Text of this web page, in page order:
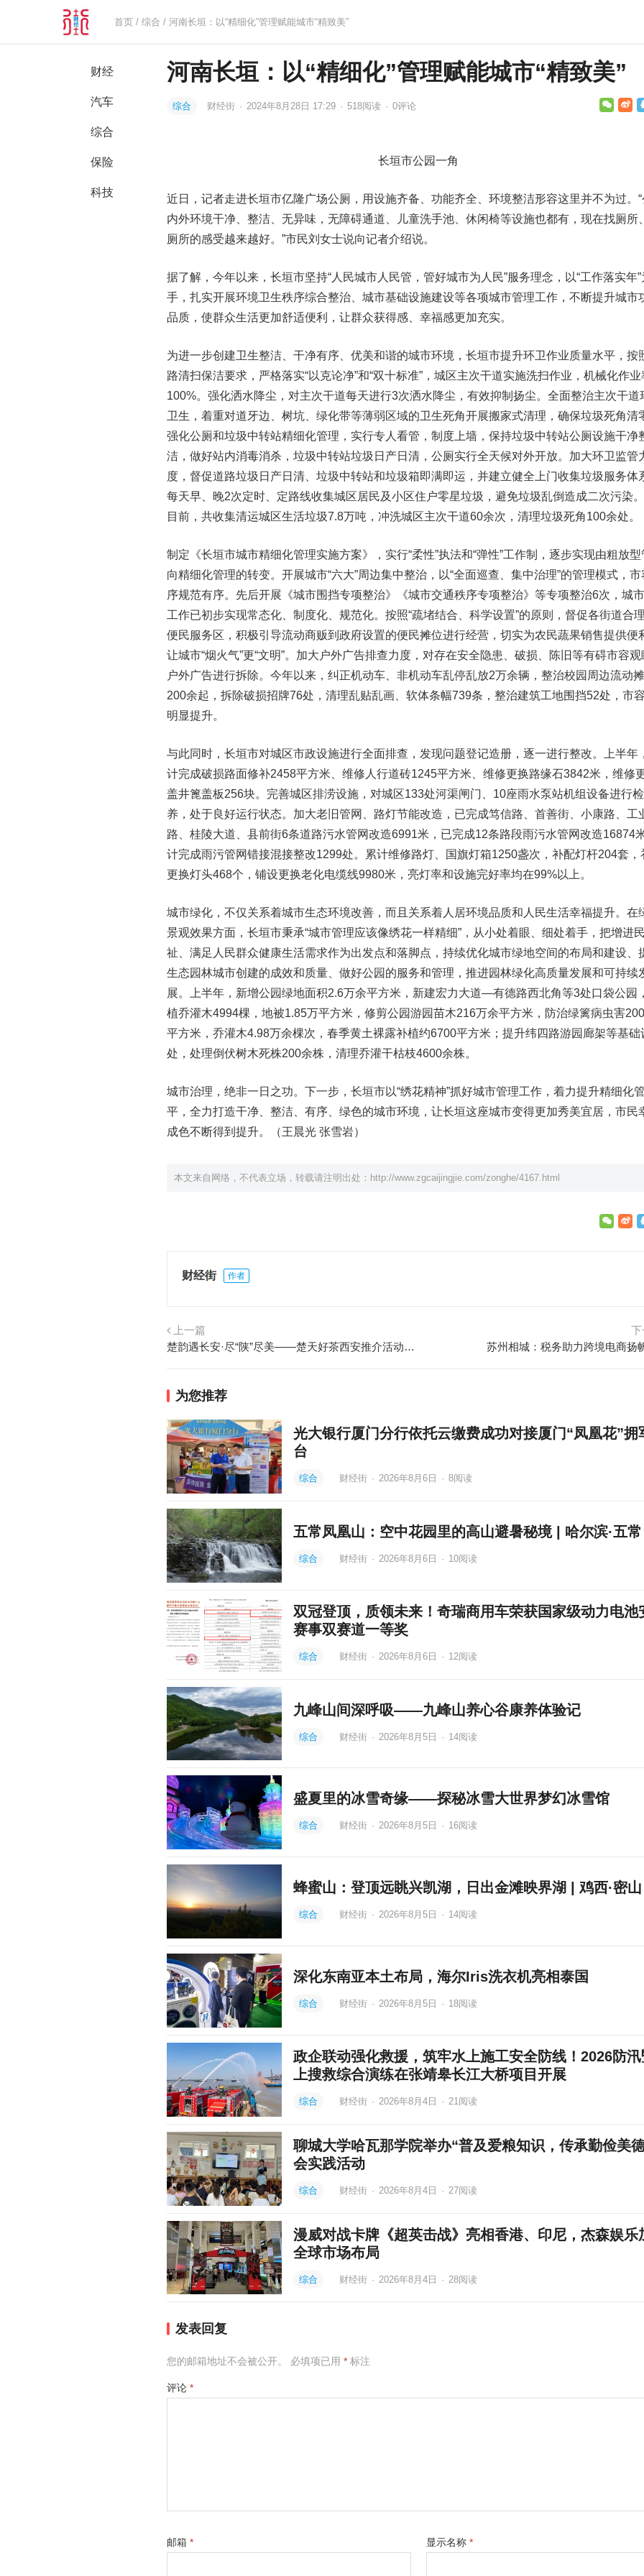
首页 /综合 / 河南长垣：以“精细化”管理赋能城市“精致美”
财经
汽车
综合
保险
科技
河南长垣：以“精细化”管理赋能城市“精致美”
综合 财经街 · 2024年8月28日 17:29 · 518阅读 · 0评论
长垣市公园一角
近日，记者走进长垣市亿隆广场公厕，用设施齐备、功能齐全、环境整洁形容这里并不为过。
内外环境干净、整洁、无异味，无障碍通道、儿童洗手池、休闲椅等设施也都有，现在找厕所
厕所的感受越来越好。”市民刘女士说向记者介绍说。
据了解，今年以来，长垣市坚持“人民城市人民管，管好城市为人民”服务理念，以“工作落实年”
手，扎实开展环境卫生秩序综合整治、城市基础设施建设等各项城市管理工作，不断提升城市
品质，使群众生活更加舒适便利，让群众获得感、幸福感更加充实。
为进一步创建卫生整洁、干净有序、优美和谐的城市环境，长垣市提升环卫作业质量水平，按
路清扫保洁要求，严格落实“以克论净”和“双十标准”，城区主次干道实施洗扫作业，机械化作业
100%。强化洒水降尘，对主次干道每天进行3次洒水降尘，有效抑制扬尘。全面整治主次干道
卫生，着重对道牙边、树坑、绿化带等薄弱区域的卫生死角开展搬家式清理，确保垃圾死角清
强化公厕和垃圾中转站精细化管理，实行专人看管，制度上墙，保持垃圾中转站公厕设施干净
洁，做好站内消毒消杀，垃圾中转站垃圾日产日清，公厕实行全天候对外开放。加大环卫监管
度，督促道路垃圾日产日清、垃圾中转站和垃圾箱即满即运，并建立健全上门收集垃圾服务体
每天早、晚2次定时、定路线收集城区居民及小区住户零星垃圾，避免垃圾乱倒造成二次污染
目前，共收集清运城区生活垃圾7.8万吨，冲洗城区主次干道60余次，清理垃圾死角100余处。
制定《长垣市城市精细化管理实施方案》，实行“柔性”执法和“弹性”工作制，逐步实现由粗放型
向精细化管理的转变。开展城市“六大”周边集中整治，以“全面巡查、集中治理”的管理模式，市
序规范有序。先后开展《城市围挡专项整治》《城市交通秩序专项整治》等专项整治6次，城
工作已初步实现常态化、制度化、规范化。按照“疏堵结合、科学设置”的原则，督促各街道合
便民服务区，积极引导流动商贩到政府设置的便民摊位进行经营，切实为农民蔬果销售提供便
让城市“烟火气”更“文明”。加大户外广告排查力度，对存在安全隐患、破损、陈旧等有碍市容观
户外广告进行拆除。今年以来，纠正机动车、非机动车乱停乱放2万余辆，整治校园周边流动
200余起，拆除破损招牌76处，清理乱贴乱画、软体条幅739条，整治建筑工地围挡52处，市
明显提升。
与此同时，长垣市对城区市政设施进行全面排查，发现问题登记造册，逐一进行整改。上半年
计完成破损路面修补2458平方米、维修人行道砖1245平方米、维修更换路缘石3842米，维修
盖井篦盖板256块。完善城区排涝设施，对城区133处河渠闸门、10座雨水泵站机组设备进行
养，处于良好运行状态。加大老旧管网、路灯节能改造，已完成笃信路、首善街、小康路、工
路、桂陵大道、县前街6条道路污水管网改造6991米，已完成12条路段雨污水管网改造16874
计完成雨污管网错接混接整改1299处。累计维修路灯、国旗灯箱1250盏次，补配灯杆204套，
更换灯头468个，铺设更换老化电缆线9980米，亮灯率和设施完好率均在99%以上。
城市绿化，不仅关系着城市生态环境改善，而且关系着人居环境品质和人民生活幸福提升。在
景观效果方面，长垣市秉承“城市管理应该像绣花一样精细”，从小处着眼、细处着手，把增进
祉、满足人民群众健康生活需求作为出发点和落脚点，持续优化城市绿地空间的布局和建设、
生态园林城市创建的成效和质量、做好公园的服务和管理，推进园林绿化高质量发展和可持续
展。上半年，新增公园绿地面积2.6万余平方米，新建宏力大道—有德路西北角等3处口袋公园
植乔灌木4994棵，地被1.85万平方米，修剪公园游园苗木216万余平方米，防治绿篱病虫害
平方米，乔灌木4.98万余棵次，春季黄土裸露补植约6700平方米；提升纬四路游园廊架等基础
处，处理倒伏树木死株200余株，清理乔灌干枯枝4600余株。
城市治理，绝非一日之功。下一步，长垣市以“绣花精神”抓好城市管理工作，着力提升精细化
平，全力打造干净、整洁、有序、绿色的城市环境，让长垣这座城市变得更加秀美宜居，市民
成色不断得到提升。（王晨光 张雪岩）
本文来自网络，不代表立场，转载请注明出处： http://www.zgcaijingjie.com/zonghe/4167.html
财经街 作者
上一篇
楚韵遇长安·尽“陕”尽美——楚天好茶西安推介活动圆满举行
苏州相城：税务助力跨境电商扬
为您推荐
光大银行厦门分行依托云缴费成功对接厦门“凤凰花”拥
台
综合 财经街 · 2026年8月6日 · 8阅读
五常凤凰山：空中花园里的高山避暑秘境 | 哈尔滨·五常
综合 财经街 · 2026年8月6日 · 10阅读
双冠登顶，质领未来！奇瑞商用车荣获国家级动力电池
赛事双赛道一等奖
综合 财经街 · 2026年8月6日 · 12阅读
九峰山间深呼吸——九峰山养心谷康养体验记
综合 财经街 · 2026年8月5日 · 14阅读
盛夏里的冰雪奇缘——探秘冰雪大世界梦幻冰雪馆
综合 财经街 · 2026年8月5日 · 16阅读
蜂蜜山：登顶远眺兴凯湖，日出金滩映界湖 | 鸡西·密山
综合 财经街 · 2026年8月5日 · 14阅读
深化东南亚本土布局，海尔Iris洗衣机亮相泰国
综合 财经街 · 2026年8月5日 · 18阅读
政企联动强化救援，筑牢水上施工安全防线！2026防
上搜救综合演练在张靖皋长江大桥项目开展
综合 财经街 · 2026年8月4日 · 21 阅读
聊城大学哈瓦那学院举办“普及爱粮知识，传承勤俭美
会实践活动
综合 财经街 · 2026年8月4日 · 27阅读
漫威对战卡牌《超英击战》亮相香港、印尼，杰森娱乐
全球市场布局
综合 财经街 · 2026年8月4日 · 28阅读
发表回复
您的邮箱地址不会被公开。 必填项已用 * 标注
评论 *
显示名称 *
邮箱 *